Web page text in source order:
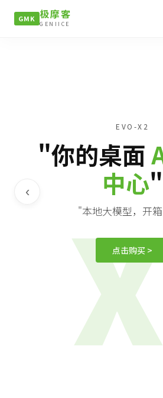
GMK 极摩客
GENIICE
EVO-X2
"你的桌面
中心"
"本地大模型，开
点击购买 >
‹